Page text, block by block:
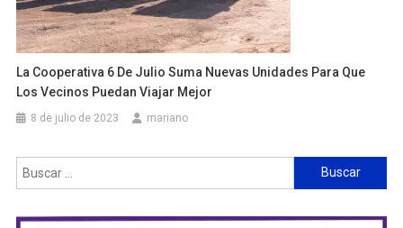
La Cooperativa 6 De Julio Suma Nuevas Unidades Para Que
Los Vecinos Puedan Viajar Mejor
8 de julio de 2023 mariano
Buscar: